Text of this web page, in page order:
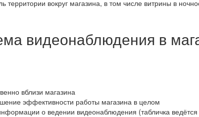
территории вокруг магазина, в том числе витрины в
видеонаблюдения в
вблизи магазина
эффективности работы магазина в целом
о ведении видеонаблюдения (табличка